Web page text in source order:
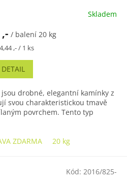
Skladem
/ balení 20 kg
,- / 1 ks
DETAIL
drobné, elegantní kamínky z
svou charakteristickou tmavě
povrchem. Tento typ
ZDARMA
20 kg
Kód: 2016/825-